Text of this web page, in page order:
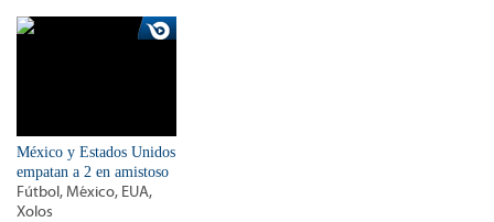
México y Estados Unidos
empatan a 2 en amistoso
Fútbol, México, EUA,
Xolos